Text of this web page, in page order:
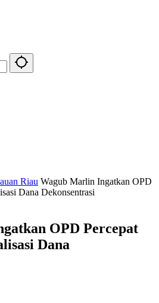
Riau Wagub Marlin Ingatkan OPD
Dana Dekonsentrasi
OPD Percepat
Dana